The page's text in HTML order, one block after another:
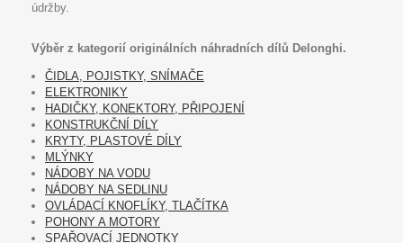
údržby.
Výběr z kategorií originálních náhradních dílů Delonghi.
ČIDLA, POJISTKY, SNÍMAČE
ELEKTRONIKY
HADIČKY, KONEKTORY, PŘIPOJENÍ
KONSTRUKČNÍ DÍLY
KRYTY, PLASTOVÉ DÍLY
MLÝNKY
NÁDOBY NA VODU
NÁDOBY NA SEDLINU
OVLÁDACÍ KNOFLÍKY, TLAČÍTKA
POHONY A MOTORY
SPAŘOVACÍ JEDNOTKY